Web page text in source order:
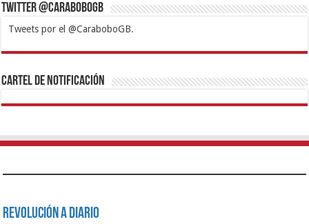
Twitter @CaraboboGB
Tweets por el @CaraboboGB.
1xbetBetturkeyBetistKralbetSupertotobetTipobetMatadorbetMariobet
https://mvbcasino.com/
Cartel de Notificación
Revolución a Diario